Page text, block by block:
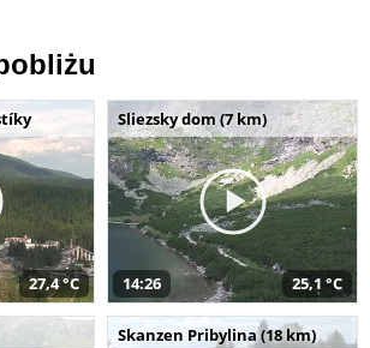
27,4 °C
Sliezsky dom (7 km)
14:26 25,1 °C
Skanzen Pribylina (18 km)